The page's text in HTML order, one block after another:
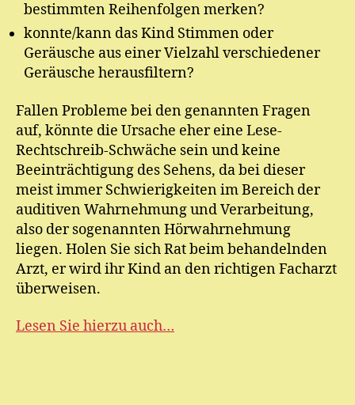
bestimmten Reihenfolgen merken?
konnte/kann das Kind Stimmen oder
Geräusche aus einer Vielzahl verschiedener
Geräusche herausfiltern?
Fallen Probleme bei den genannten Fragen
auf, könnte die Ursache eher eine Lese-
Rechtschreib-Schwäche sein und keine
Beeinträchtigung des Sehens, da bei dieser
meist immer Schwierigkeiten im Bereich der
auditiven Wahrnehmung und Verarbeitung,
also der sogenannten Hörwahrnehmung
liegen. Holen Sie sich Rat beim behandelnden
Arzt, er wird ihr Kind an den richtigen Facharzt
überweisen.
Lesen Sie hierzu auch…